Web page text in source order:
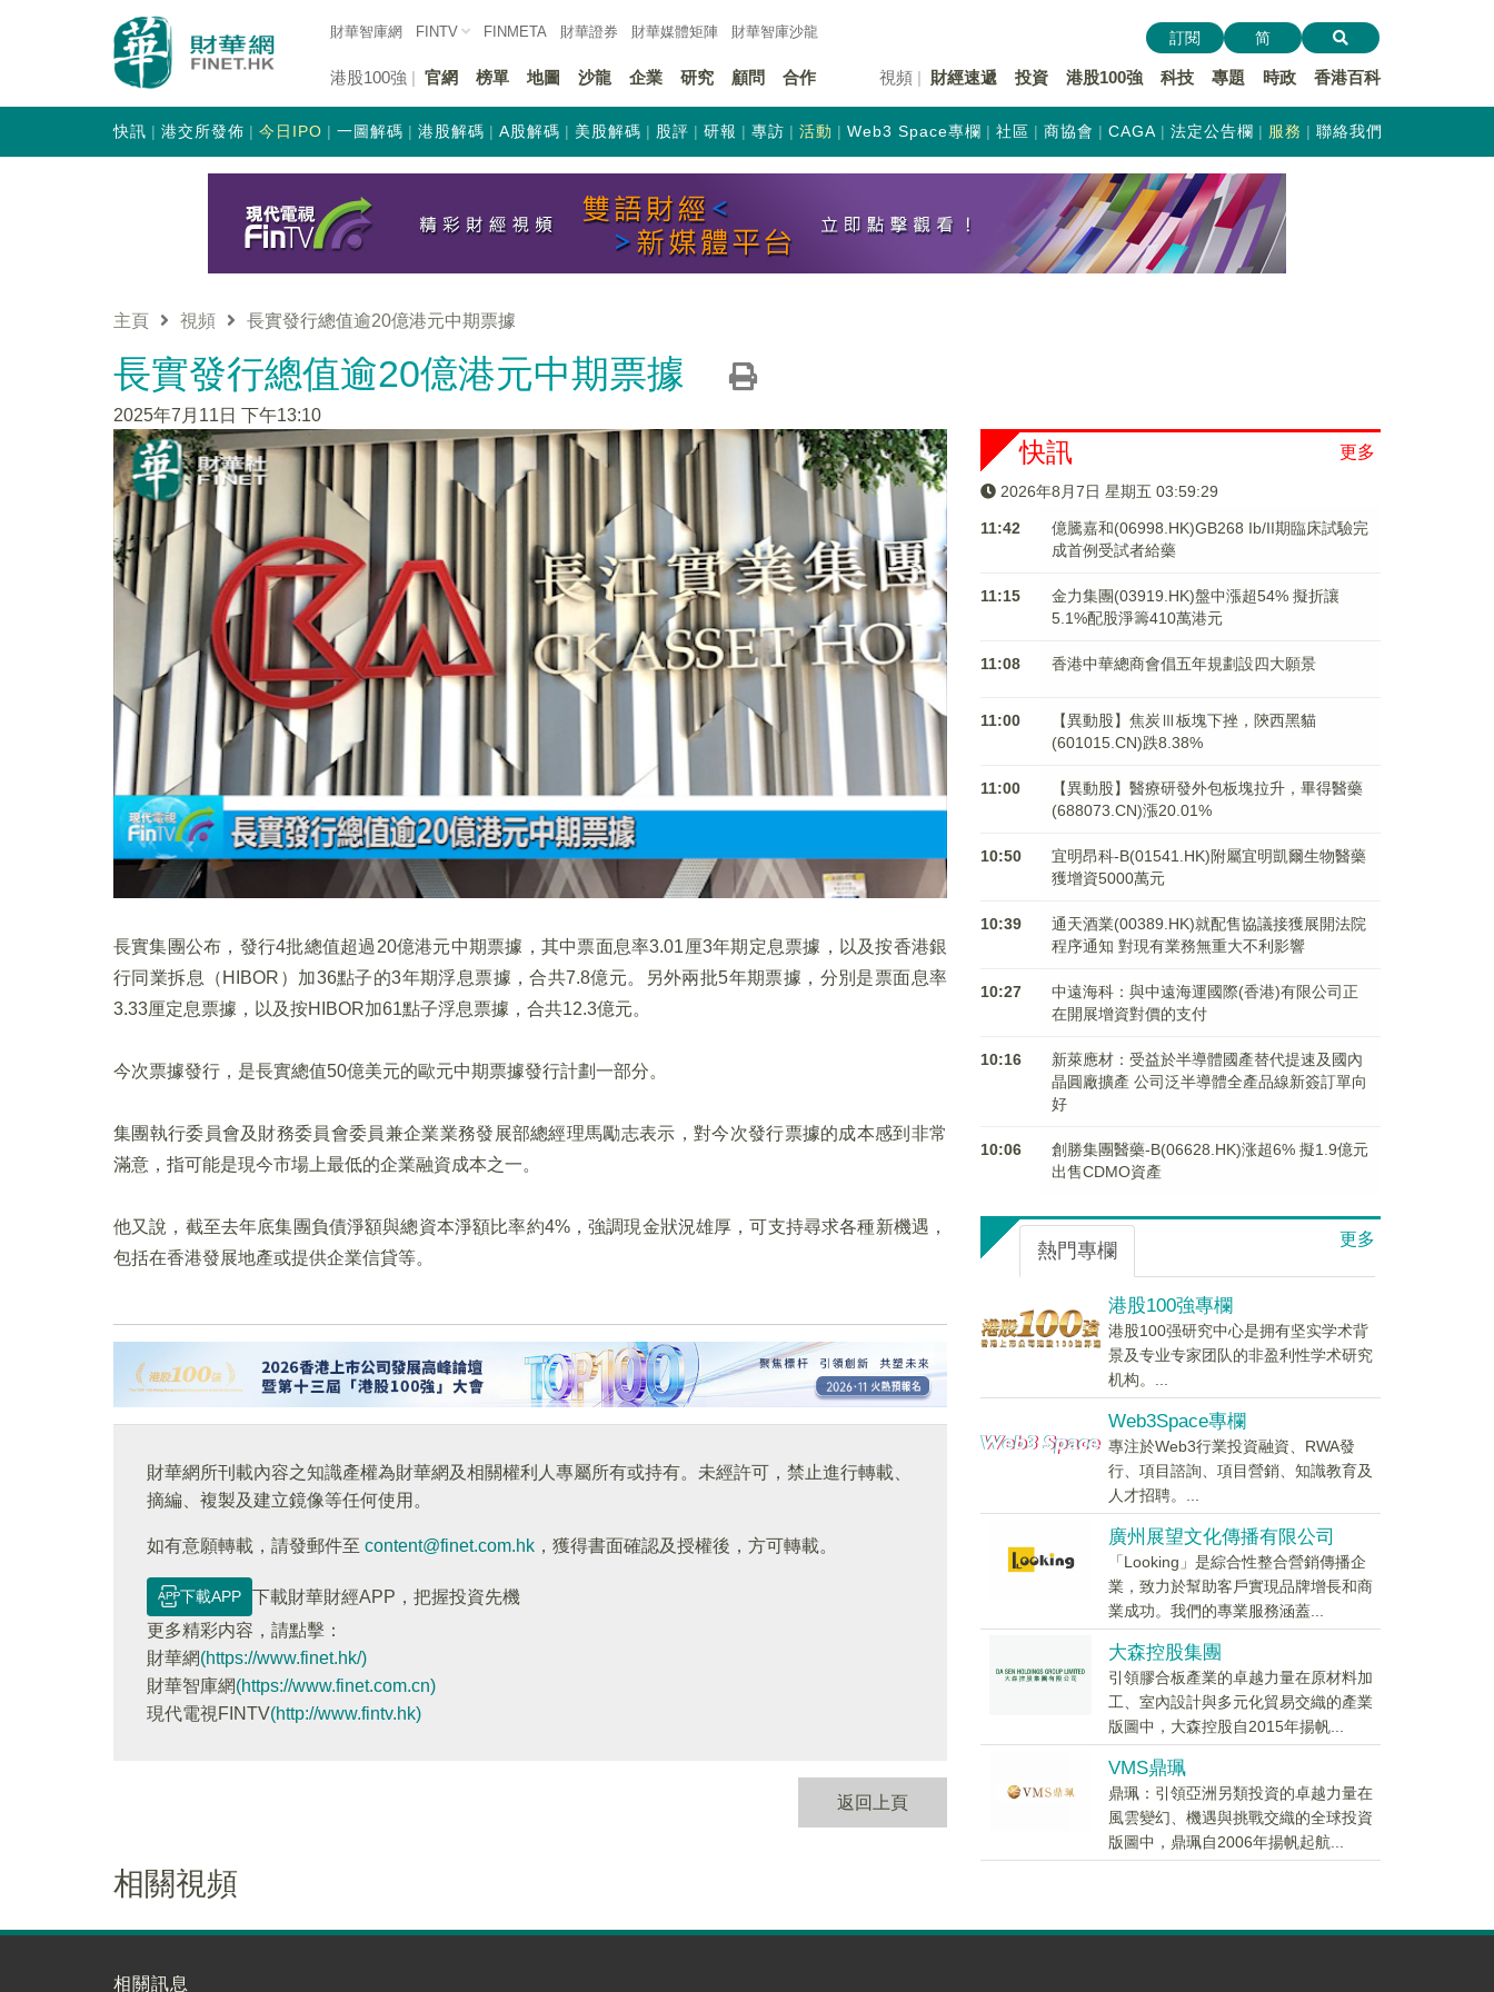
財華智庫網 FINTV FINMETA 財華證券 財華媒體矩陣 財華智庫沙龍
港股100強 官網 榜單 地圖 沙龍 企業 研究 顧問 合作 視頻 財經速遞 投資 港股100強 科技 專題 時政 香港百科
訂閱 简
快訊 港交所發佈 今日IPO 一圖解碼 港股解碼 A股解碼 美股解碼 股評 研報 專訪 活動 Web3 Space專欄 社區 商協會 CAGA 法定公告欄 服務 聯絡我們
主頁 視頻 長實發行總值逾20億港元中期票據
長實發行總值逾20億港元中期票據
2025年7月11日 下午13:10
長實集團公布，發行4批總值超過20億港元中期票據，其中票面息率3.01厘3年期定息票據，以及按香港銀
行同業拆息（HIBOR）加36點子的3年期浮息票據，合共7.8億元。另外兩批5年期票據，分別是票面息率
3.33厘定息票據，以及按HIBOR加61點子浮息票據，合共12.3億元。
今次票據發行，是長實總值50億美元的歐元中期票據發行計劃一部分。
集團執行委員會及財務委員會委員兼企業業務發展部總經理馬勵志表示，對今次發行票據的成本感到非常
滿意，指可能是現今市場上最低的企業融資成本之一。
他又說，截至去年底集團負債淨額與總資本淨額比率約4%，強調現金狀況雄厚，可支持尋求各種新機遇，
包括在香港發展地產或提供企業信貸等。
財華網所刊載內容之知識產權為財華網及相關權利人專屬所有或持有。未經許可，禁止進行轉載、
摘編、複製及建立鏡像等任何使用。
如有意願轉載，請發郵件至 content@finet.com.hk ，獲得書面確認及授權後，方可轉載。
下載APP
下載財華財經APP，把握投資先機
更多精彩内容，請點擊：
財華網(https://www.finet.hk/)
財華智庫網(https://www.finet.com.cn)
現代電視FINTV(http://www.fintv.hk)
返回上頁
相關視頻
更多
快訊
2026年8月7日 星期五 03:59:29
11:42
億騰嘉和(06998.HK)GB268 Ib/II期臨床試驗完
成首例受試者給藥
11:15
金力集團(03919.HK)盤中漲超54% 擬折讓
5.1%配股淨籌410萬港元
11:08 香港中華總商會倡五年規劃設四大願景
11:00
【異動股】焦炭Ⅲ板塊下挫，陝西黑貓
(601015.CN)跌8.38%
11:00
【異動股】醫療研發外包板塊拉升，畢得醫藥
(688073.CN)漲20.01%
10:50
宜明昂科-B(01541.HK)附屬宜明凱爾生物醫藥
獲增資5000萬元
10:39
通天酒業(00389.HK)就配售協議接獲展開法院
程序通知 對現有業務無重大不利影響
10:27
中遠海科：與中遠海運國際(香港)有限公司正
在開展增資對價的支付
10:16
新萊應材：受益於半導體國產替代提速及國內
晶圓廠擴產 公司泛半導體全產品線新簽訂單向
好
10:06
創勝集團醫藥-B(06628.HK)涨超6% 擬1.9億元
出售CDMO資產
更多
熱門專欄
港股100強專欄
港股100强研究中心是拥有坚实学术背
景及专业专家团队的非盈利性学术研究
机构。...
Web3Space專欄
專注於Web3行業投資融資、RWA發
行、項目諮詢、項目營銷、知識教育及
人才招聘。...
廣州展望文化傳播有限公司
「Looking」是綜合性整合營銷傳播企
業，致力於幫助客戶實現品牌增長和商
業成功。我們的專業服務涵蓋...
大森控股集團
引領膠合板產業的卓越力量在原材料加
工、室內設計與多元化貿易交織的產業
版圖中，大森控股自2015年揚帆...
VMS鼎珮
鼎珮：引領亞洲另類投資的卓越力量在
風雲變幻、機遇與挑戰交織的全球投資
版圖中，鼎珮自2006年揚帆起航...
相關訊息